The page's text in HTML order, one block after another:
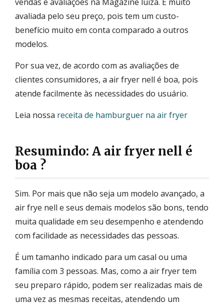
avaliada pelo seu preço, pois tem um custo-
benefício muito em conta comparado a outros
modelos.
Por sua vez, de acordo com as avaliações de
clientes consumidores, a air fryer nell é boa, pois
atende facilmente às necessidades do usuário.
Leia nossa receita de hamburguer na air fryer
Resumindo: A air fryer nell é
boa ?
Sim. Por mais que não seja um modelo avançado, a
air frye nell e seus demais modelos são bons, tendo
muita qualidade em seu desempenho e atendendo
com facilidade as necessidades das pessoas.
É um tamanho indicado para um casal ou uma
família com 3 pessoas. Mas, como a air fryer tem
seu preparo rápido, podem ser realizadas mais de
uma vez as mesmas receitas, atendendo um